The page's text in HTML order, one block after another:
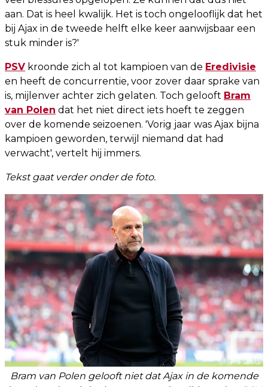
aan. Dat is heel kwalijk. Het is toch ongelooflijk dat het
bij Ajax in de tweede helft elke keer aanwijsbaar een
stuk minder is?'
PSV kroonde zich al tot kampioen van de Eredivisie
en heeft de concurrentie, voor zover daar sprake van
is, mijlenver achter zich gelaten. Toch gelooft Bram
van Polen dat het niet direct iets hoeft te zeggen
over de komende seizoenen. 'Vorig jaar was Ajax bijna
kampioen geworden, terwijl niemand dat had
verwacht', vertelt hij immers.
Tekst gaat verder onder de foto.
Bram van Polen gelooft niet dat Ajax in de komende